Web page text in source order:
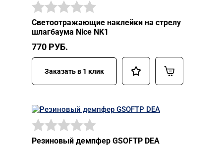
Светоотражающие наклейки на стрелу
шлагбаума Nice NK1
770 РУБ.
Заказать в 1 клик
Резиновый демпфер GSOFTP DEA